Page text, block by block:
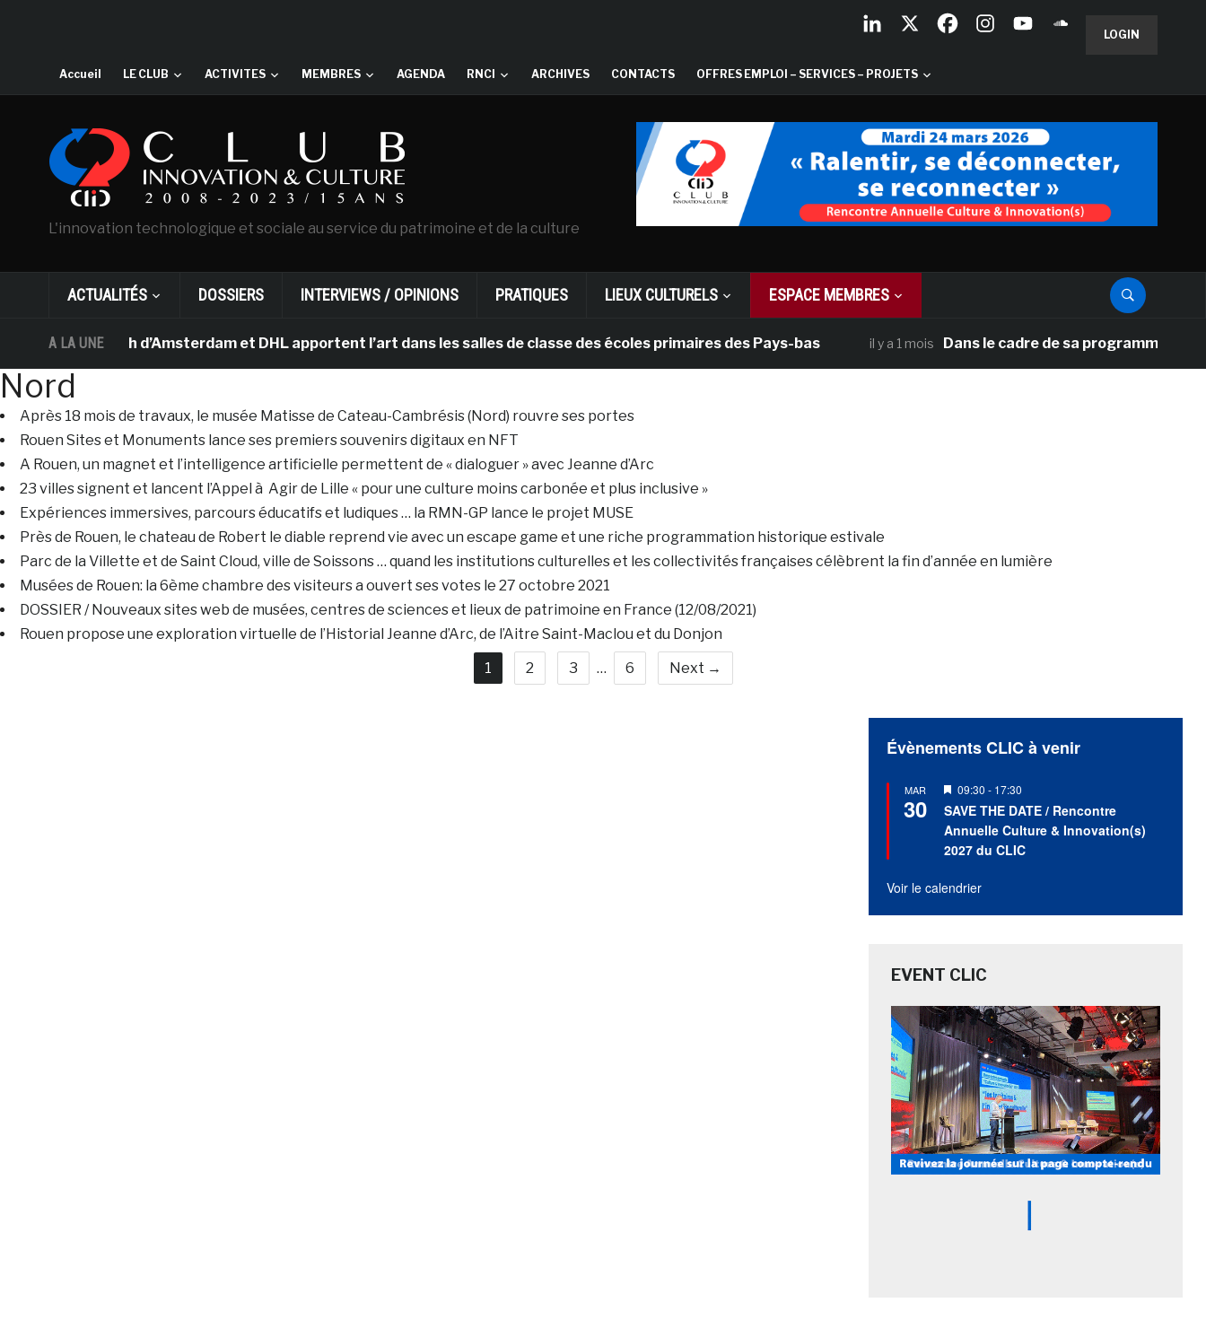
LOGIN
Accueil LE CLUB ACTIVITES MEMBRES AGENDA RNCI ARCHIVES CONTACTS OFFRES EMPLOI – SERVICES – PROJETS
L'innovation technologique et sociale au service du patrimoine et de la culture
ACTUALITÉS DOSSIERS INTERVIEWS / OPINIONS PRATIQUES LIEUX CULTURELS ESPACE MEMBRES
A LA UNE
Van Gogh d’Amsterdam et DHL apportent l’art dans les salles de classe des écoles primaires des Pays-bas il y a 1 mois Dans le cadre de sa programmation
Nord
Après 18 mois de travaux, le musée Matisse de Cateau-Cambrésis (Nord) rouvre ses portes
Rouen Sites et Monuments lance ses premiers souvenirs digitaux en NFT
A Rouen, un magnet et l’intelligence artificielle permettent de « dialoguer » avec Jeanne d’Arc
23 villes signent et lancent l’Appel à Agir de Lille « pour une culture moins carbonée et plus inclusive »
Expériences immersives, parcours éducatifs et ludiques … la RMN-GP lance le projet MUSE
Près de Rouen, le chateau de Robert le diable reprend vie avec un escape game et une riche programmation historique estivale
Parc de la Villette et de Saint Cloud, ville de Soissons … quand les institutions culturelles et les collectivités françaises célèbrent la fin d’année en lumière
Musées de Rouen: la 6ème chambre des visiteurs a ouvert ses votes le 27 octobre 2021
DOSSIER / Nouveaux sites web de musées, centres de sciences et lieux de patrimoine en France (12/08/2021)
Rouen propose une exploration virtuelle de l’Historial Jeanne d’Arc, de l’Aitre Saint-Maclou et du Donjon
1
2 3 … 6 Next →
Évènements CLIC à venir
MAR
30
Mis
en
avant
09:30 - 17:30
SAVE THE DATE / Rencontre
Annuelle Culture & Innovation(s)
2027 du CLIC
Voir le calendrier
EVENT CLIC